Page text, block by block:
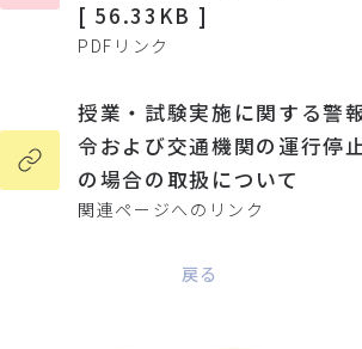
[ 56.33KB ]
PDFリンク
授業・試験実施に関する警
令および交通機関の運行停
の場合の取扱について
関連ページへのリンク
戻る